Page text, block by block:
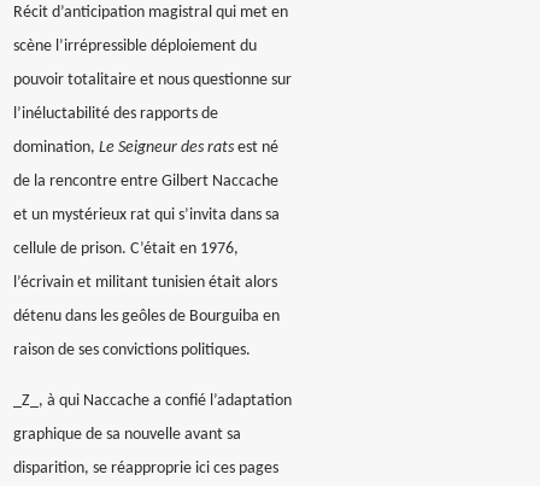
Récit d’anticipation magistral qui met en
scène l’irrépressible déploiement du
pouvoir totalitaire et nous questionne sur
l’inéluctabilité des rapports de
domination,Le Seigneur des rats est né
de la rencontre entre Gilbert Naccache
et un mystérieux rat qui s’invita dans sa
cellule de prison. C’était en 1976,
l’écrivain et militant tunisien était alors
détenu dans les geôles de Bourguiba en
raison de ses convictions politiques.
_Z_, à qui Naccache a confié l’adaptation
graphique de sa nouvelle avant sa
disparition, se réapproprie ici ces pages